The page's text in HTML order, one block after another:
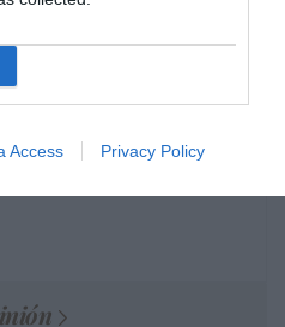
Access Privacy Policy
SANCHISTA
de La Mareta: